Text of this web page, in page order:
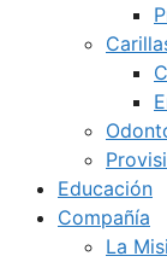
Educación
Compañía
La